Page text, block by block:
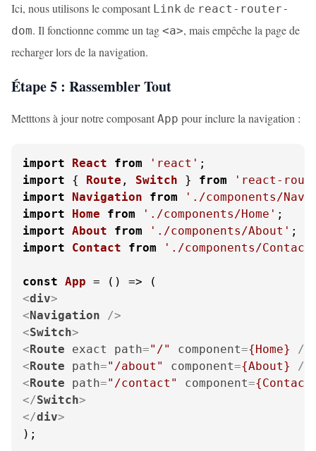
Ici, nous utilisons le composant Link de react-router-
dom. Il fonctionne comme un tag <a>, mais empêche la page de
recharger lors de la navigation.
Étape 5 : Rassembler Tout
Metttons à jour notre composant App pour inclure la navigation :
import React from 'react'
import { Route , Switch } from
'react-
import
Navigation from
'./components/
import
Home from './components/Home'
import About from './components/About'
import
Contact from './components/
const App = (
<div>
<Navigation />
<Switch>
<Route exact path="/" component={Home}
/>
<Route path="/about" component={About}
/>
<Route path="/contact" component=
</Switch>
</div>
);